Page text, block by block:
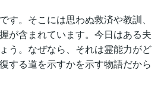
す。そこには思わぬ救済や教訓、
が含まれています。今日はある夫
う。なぜなら、それは霊能力がど
する道を示すかを示す物語だから